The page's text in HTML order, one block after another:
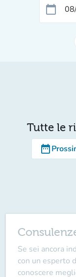
calendar_today
Tutte le
date_range
Se sei ancora
con un esperto
conoscere